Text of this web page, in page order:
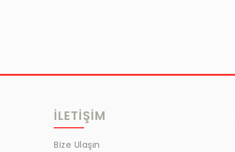
İLETİŞİM
Bize Ulaşın